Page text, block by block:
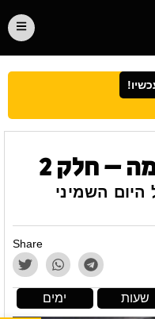
– חלק 2
השמיני
Share
ימים שעות